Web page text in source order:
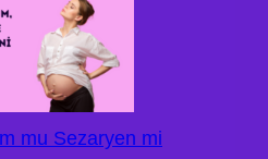
mu Sezaryen mi